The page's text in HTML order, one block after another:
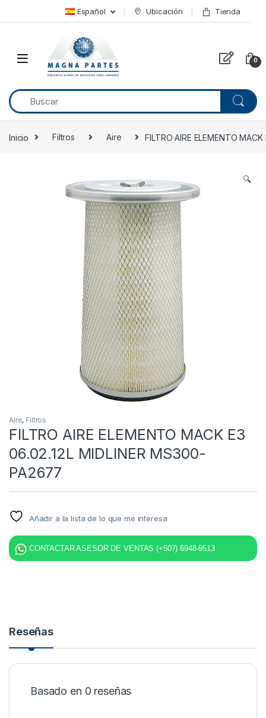
Skip to navigation Español Ubicación Tienda
0
Inicio Filtros Aire FILTRO AIRE ELEMENTO
🔍
Aire, Filtros
FILTRO AIRE ELEMENTO MACK E3
06.02.12L MIDLINER MS300-
PA2677
Añadir a la lista de lo que me interesa
CONTACTAR ASESOR DE VENTAS (+507) 6948-9513
Reseñas
Basado en 0 reseñas